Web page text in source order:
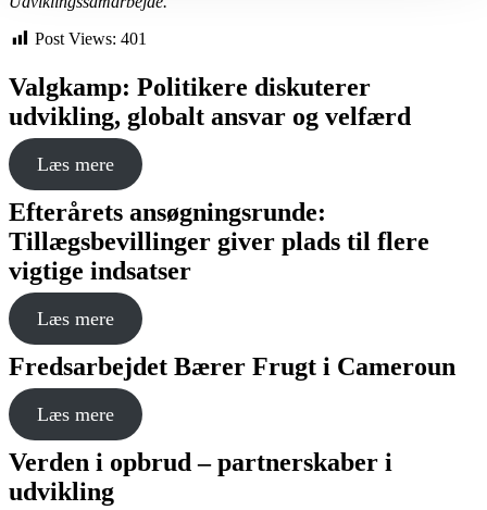
Post Views: 401
Valgkamp: Politikere diskuterer
udvikling, globalt ansvar og velfærd
Læs mere
Efterårets ansøgningsrunde:
Tillægsbevillinger giver plads til flere
vigtige indsatser
Læs mere
Fredsarbejdet Bærer Frugt i Cameroun
Læs mere
Verden i opbrud – partnerskaber i
udvikling